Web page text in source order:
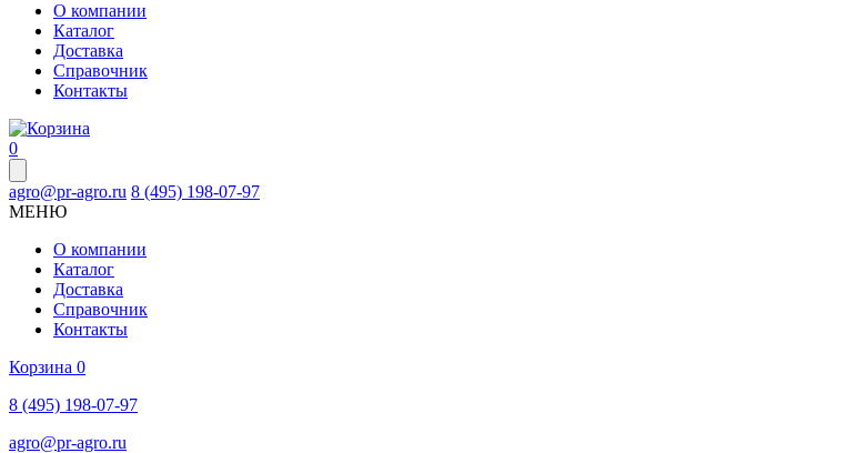
О компании
Каталог
Доставка
Справочник
Контакты
0
agro@pr-agro.ru 8 (495) 198-07-97
МЕНЮ
О компании
Каталог
Доставка
Справочник
Контакты
Корзина 0
8 (495) 198-07-97
agro@pr-agro.ru